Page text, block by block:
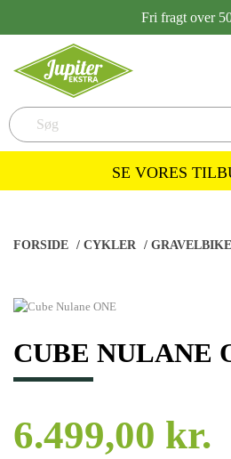
Fri fragt over
SE VORES
FORSIDE / CYKLER / GRAVELBIKE
CUBE NULANE
6.499,00 kr.